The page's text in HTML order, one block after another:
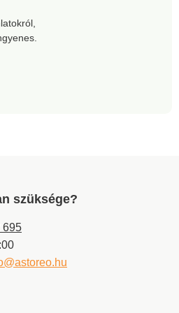
szüksége?
695